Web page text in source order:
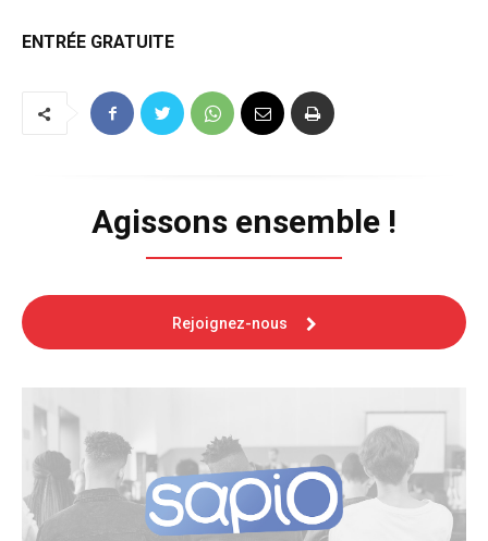
ENTRÉE GRATUITE
Agissons ensemble !
Rejoignez-nous